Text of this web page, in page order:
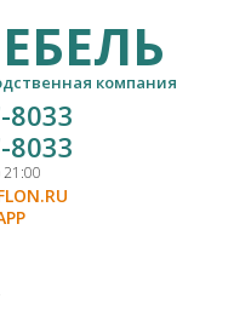
компания
8033
8033
21:00